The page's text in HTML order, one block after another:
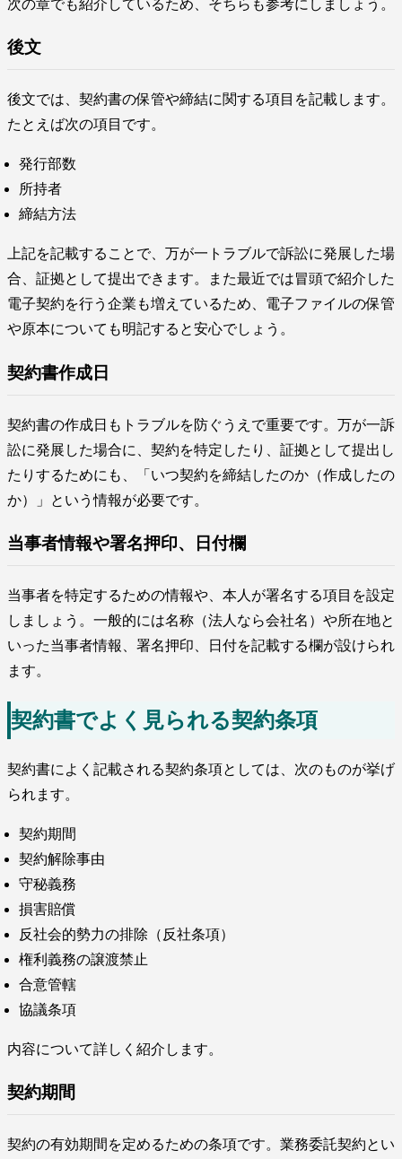
次の章でも紹介しているため、そちらも参考にしましょう。
後文
後文では、契約書の保管や締結に関する項目を記載します。
たとえば次の項目です。
発行部数
所持者
締結方法
上記を記載することで、万が一トラブルで訴訟に発展した場
合、証拠として提出できます。また最近では冒頭で紹介した
電子契約を行う企業も増えているため、電子ファイルの保管
や原本についても明記すると安心でしょう。
契約書作成日
契約書の作成日もトラブルを防ぐうえで重要です。万が一訴
訟に発展した場合に、契約を特定したり、証拠として提出し
たりするためにも、「いつ契約を締結したのか（作成したの
か）」という情報が必要です。
当事者情報や署名押印、日付欄
当事者を特定するための情報や、本人が署名する項目を設定
しましょう。一般的には名称（法人なら会社名）や所在地と
いった当事者情報、署名押印、日付を記載する欄が設けられ
ます。
契約書でよく見られる契約条項
契約書によく記載される契約条項としては、次のものが挙げ
られます。
契約期間
契約解除事由
守秘義務
損害賠償
反社会的勢力の排除（反社条項）
権利義務の譲渡禁止
合意管轄
協議条項
内容について詳しく紹介します。
契約期間
契約の有効期間を定めるための条項です。業務委託契約とい